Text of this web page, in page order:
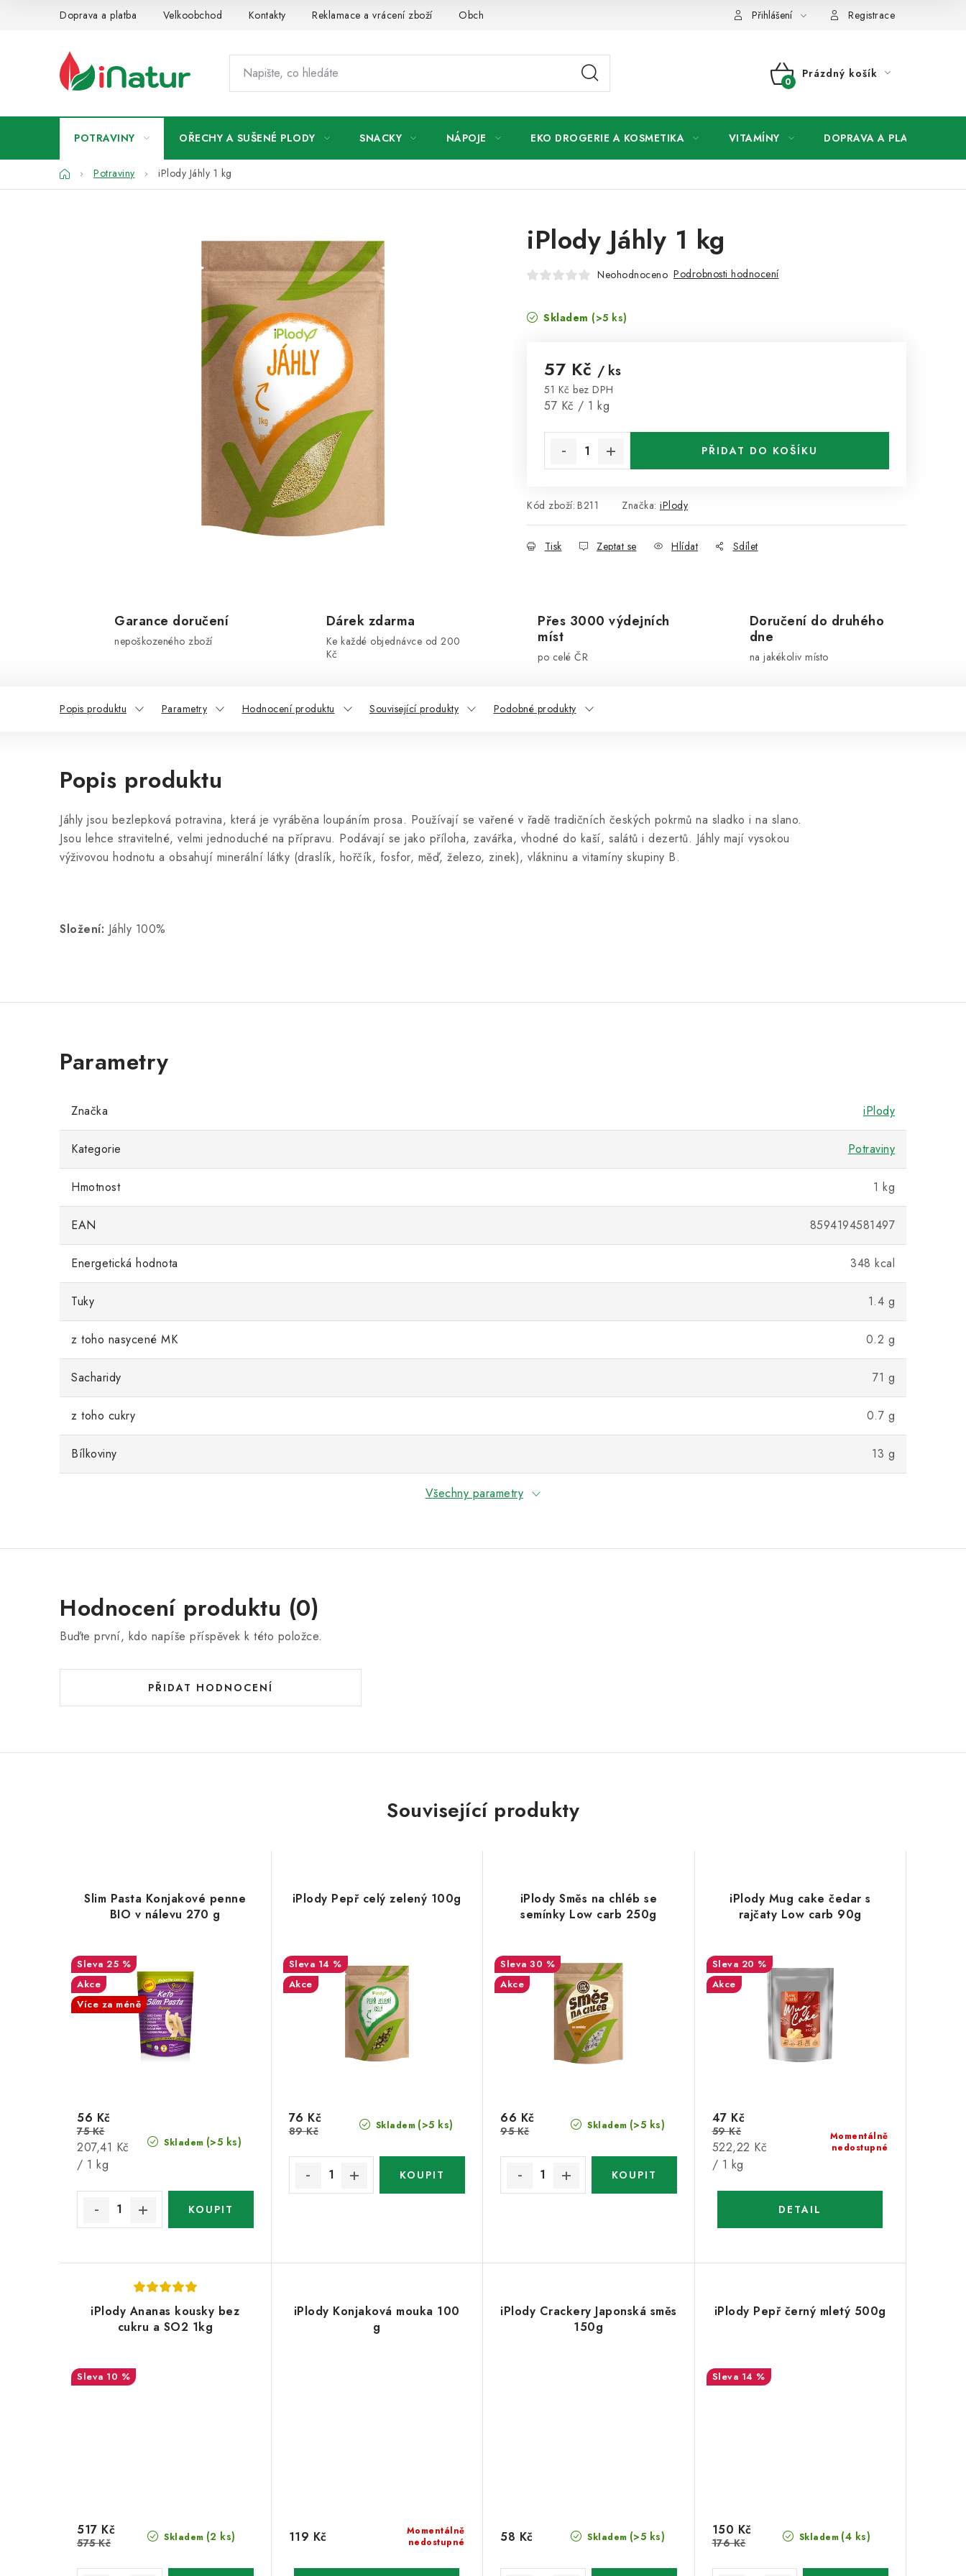
Doprava a platba Velkoobchod Kontakty Reklamace a vrácení zboží Obchodní podmínky Přihlášení Registrace
NÁKUPNÍ
Prázdný košík
POTRAVINY OŘECHY A SUŠENÉ PLODY SNACKY NÁPOJE EKO DROGERIE A KOSMETIKA VITAMÍNY DOPRAVA A PLATBA
DomůPotraviny iPlody Jáhly 1 kg
iPlody Jáhly 1 kg
Neohodnoceno Podrobnosti hodnocení
Skladem (>5 ks)
57 Kč / ks
51 Kč bez DPH
Měrná cena:
57 Kč / 1 kg
PŘIDAT DO KOŠÍKU
Kód zboží: B211 Značka: iPlody
Tisk Zeptat se Hlídat Sdílet
Garance doručení
nepoškozeného zboží
Dárek zdarma
Ke každé objednávce od 200
Kč
Přes 3000 výdejních
míst
po celé ČR
Doručení do druhého
dne
na jakékoliv místo
Popis produktu Parametry Hodnocení produktu Související produkty Podobné produkty
Popis produktu
Jáhly jsou bezlepková potravina, která je vyráběna loupáním prosa. Používají se vařené v řadě tradičních českých pokrmů na sladko i na slano.
Jsou lehce stravitelné, velmi jednoduché na přípravu. Podávají se jako příloha, zavářka, vhodné do kaší, salátů i dezertů. Jáhly mají vysokou
výživovou hodnotu a obsahují minerální látky (draslík, hořčík, fosfor, měď, železo, zinek), vlákninu a vitamíny skupiny B.
Složení: Jáhly 100%
Značka iPlody
Kategorie Potraviny
Hmotnost 1 kg
EAN 8594194581497
Energetická hodnota 348 kcal
Tuky 1.4 g
z toho nasycené MK 0.2 g
Sacharidy 71 g
z toho cukry 0.7 g
Bílkoviny 13 g
Všechny parametry
Hodnocení produktu (0)
Buďte první, kdo napíše příspěvek k této položce.
PŘIDAT HODNOCENÍ
Související produkty
Slim Pasta Konjakové penne
BIO v nálevu 270 g
25 %
Akce
Více za méně
Skladem (>5 ks)
56 Kč
75 Kč
Měrná
cena:
207,41 Kč
/ 1 kg
iPlody Pepř celý zelený 100g
14 %
Akce
Skladem (>5 ks)
76 Kč
89 Kč
iPlody Směs na chléb se
semínky Low carb 250g
30 %
Akce
Skladem (>5 ks)
66 Kč
95 Kč
iPlody Mug cake čedar s
rajčaty Low carb 90g
20 %
Akce
Momentálně
nedostupné
47 Kč
59 Kč
Měrná
cena:
522,22 Kč
/ 1 kg
iPlody Ananas kousky bez
cukru a SO2 1kg
10 %
Skladem (2 ks)
517 Kč
575 Kč
iPlody Konjaková mouka 100
g
Momentálně
nedostupné
119 Kč
iPlody Crackery Japonská směs
150g
Skladem (>5 ks)
58 Kč
iPlody Pepř černý mletý 500g
14 %
Skladem (4 ks)
150 Kč
176 Kč